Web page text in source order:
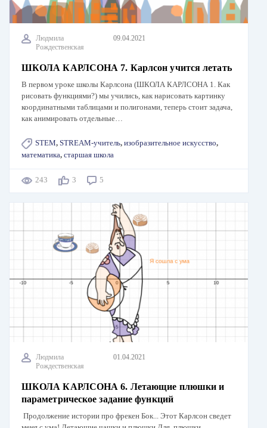
Людмила
Рождественская
09.04.2021
ШКОЛА КАРЛСОНА 7. Карлсон учится летать
В первом уроке школы Карлсона (ШКОЛА КАРЛСОНА 1. Как
рисовать функциями?) мы учились, как нарисовать картинку
координатными таблицами и полигонами, теперь стоит задача,
как анимировать отдельные…
STEM, STREAM-учитель, изобразительное искусство,
математика, старшая школа
243 3 5
Людмила
Рождественская
01.04.2021
ШКОЛА КАРЛСОНА 6. Летающие плюшки и
параметрическое задание функций
Продолжение истории про фрекен Бок... Этот Карлсон сведет